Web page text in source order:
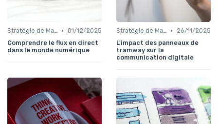
Stratégie de Marketing Digital • 01/12/2025
Comprendre le flux en direct
dans le monde numérique
Stratégie de Marketing Digital •
26/11/2025
L'impact des panneaux de
tramway sur la
communication digitale